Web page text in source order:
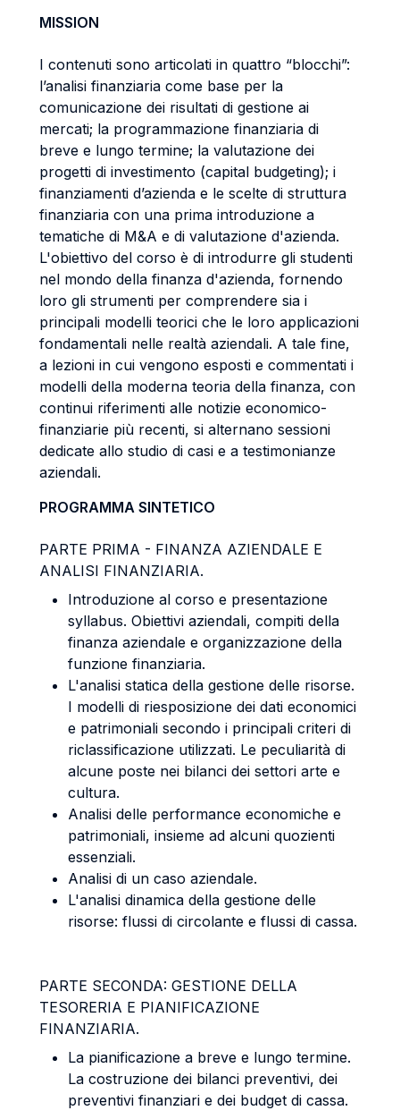
MISSION
I contenuti sono articolati in quattro “blocchi”:
l’analisi finanziaria come base per la
comunicazione dei risultati di gestione ai
mercati; la programmazione finanziaria di
breve e lungo termine; la valutazione dei
progetti di investimento (capital budgeting); i
finanziamenti d’azienda e le scelte di struttura
finanziaria con una prima introduzione a
tematiche di M&A e di valutazione d'azienda.
L'obiettivo del corso è di introdurre gli studenti
nel mondo della finanza d'azienda, fornendo
loro gli strumenti per comprendere sia i
principali modelli teorici che le loro applicazioni
fondamentali nelle realtà aziendali. A tale fine,
a lezioni in cui vengono esposti e commentati i
modelli della moderna teoria della finanza, con
continui riferimenti alle notizie economico-
finanziarie più recenti, si alternano sessioni
dedicate allo studio di casi e a testimonianze
aziendali.
PROGRAMMA SINTETICO
PARTE PRIMA - FINANZA AZIENDALE E
ANALISI FINANZIARIA.
Introduzione al corso e presentazione
syllabus. Obiettivi aziendali, compiti della
finanza aziendale e organizzazione della
funzione finanziaria.
L'analisi statica della gestione delle risorse.
I modelli di riesposizione dei dati economici
e patrimoniali secondo i principali criteri di
riclassificazione utilizzati. Le peculiarità di
alcune poste nei bilanci dei settori arte e
cultura.
Analisi delle performance economiche e
patrimoniali, insieme ad alcuni quozienti
essenziali.
Analisi di un caso aziendale.
L'analisi dinamica della gestione delle
risorse: flussi di circolante e flussi di cassa.
PARTE SECONDA: GESTIONE DELLA
TESORERIA E PIANIFICAZIONE
FINANZIARIA.
La pianificazione a breve e lungo termine.
La costruzione dei bilanci preventivi, dei
preventivi finanziari e dei budget di cassa.